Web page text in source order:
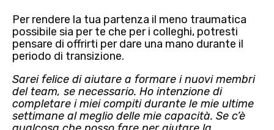
Per rendere la tua partenza il meno traumatica
possibile sia per te che per i colleghi, potresti
pensare di offrirti per dare una mano durante il
periodo di transizione.
Sarei felice di aiutare a formare i nuovi membri
del team, se necessario. Ho intenzione di
completare i miei compiti durante le mie ultime
settimane al meglio delle mie capacità. Se c’è